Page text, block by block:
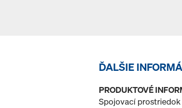
ĎALŠIE
PRODUKTOVÉ
Spojovací